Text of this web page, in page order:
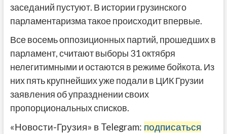
заседаний пустуют. В истории грузинского
парламентаризма такое происходит впервые.
Все восемь оппозиционных партий, прошедших в
парламент, считают выборы 31 октября
нелегитимными и остаются в режиме бойкота. Из
них пять крупнейших уже подали в ЦИК Грузии
заявления об упразднении своих
пропорциональных списков.
«Новости-Грузия» в Telegram: подписаться